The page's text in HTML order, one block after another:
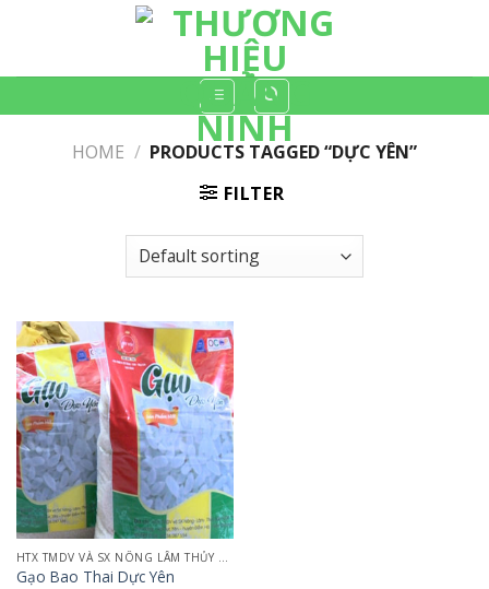
HOME / PRODUCTS TAGGED “DỰC YÊN”
FILTER
HTX TMDV VÀ SX NÔNG LÂM THỦY SẢN TUẤN HÙNG
Gạo Bao Thai Dực Yên